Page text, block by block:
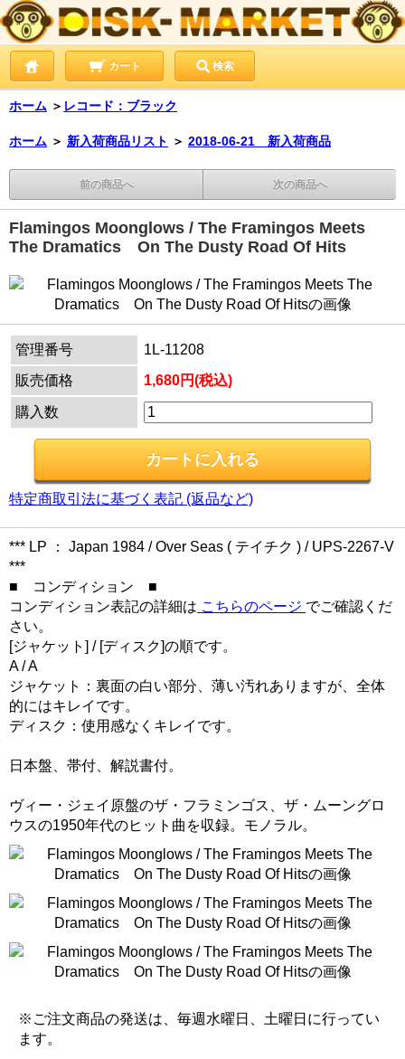
カート 検索
ホーム ＞ レコード：ブラック
ホーム ＞ 新入荷商品リスト ＞ 2018-06-21 新入荷商品
前の商品へ 次の商品へ
Flamingos Moonglows / The Framingos Meets
The Dramatics On The Dusty Road Of Hits
管理番号
1L-11208
販売価格
1,680円(税込)
購入数
特定商取引法に基づく表記 (返品など)
*** LP ： Japan 1984 / Over Seas ( テイチク ) / UPS-2267-V
***
■ コンディション ■
コンディション表記の詳細は こちらのページ でご確認くだ
さい。
[ジャケット] / [ディスク]の順です。
A / A
ジャケット：裏面の白い部分、薄い汚れありますが、全体
的にはキレイです。
ディスク：使用感なくキレイです。
日本盤、帯付、解説書付。
ヴィー・ジェイ原盤のザ・フラミンゴス、ザ・ムーングロ
ウスの1950年代のヒット曲を収録。モノラル。
※ご注文商品の発送は、毎週水曜日、土曜日に行ってい
ます。